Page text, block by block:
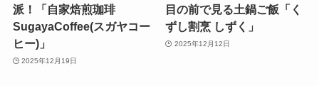
派！「自家焙煎珈琲
SugayaCoffee(スガヤコー
ヒー)」
2025年12月19日
目の前で見る土鍋ご飯「く
ずし割烹 しずく」
2025年12月12日